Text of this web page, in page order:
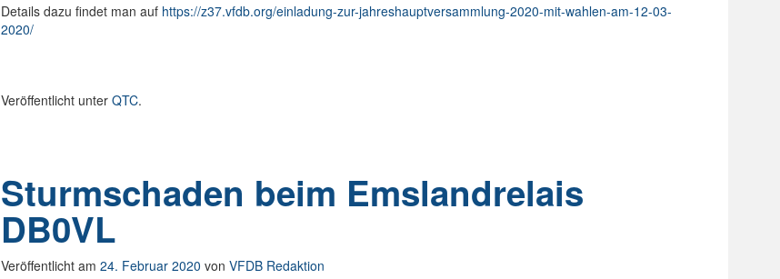
Details dazu findet man auf https://z37.vfdb.org/einladung-zur-jahreshauptversammlung-2020-mit-wahlen-am-12-03-
2020/
Veröffentlicht unter QTC.
Sturmschaden beim Emslandrelais
DB0VL
Veröffentlicht am 24. Februar 2020 von VFDB Redaktion